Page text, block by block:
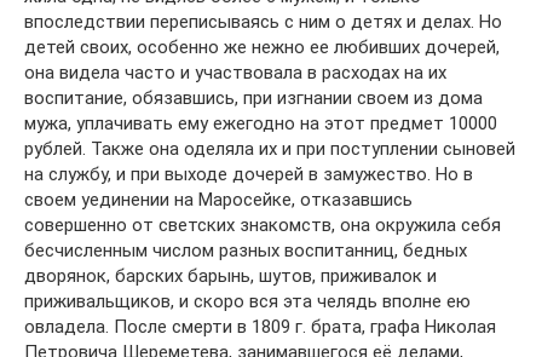
впоследствии переписываясь с ним о детях и делах. Но
детей своих, особенно же нежно ее любивших дочерей,
она видела часто и участвовала в расходах на их
воспитание, обязавшись, при изгнании своем из дома
мужа, уплачивать ему ежегодно на этот предмет 10000
рублей. Также она оделяла их и при поступлении сыновей
на службу, и при выходе дочерей в замужество. Но в
своем уединении на Маросейке, отказавшись
совершенно от светских знакомств, она окружила себя
бесчисленным числом разных воспитанниц, бедных
дворянок, барских барынь, шутов, приживалок и
приживальщиков, и скоро вся эта челядь вполне ею
овладела. После смерти в 1809 г. брата, графа Николая
Петровича Шереметева, занимавшегося её делами,